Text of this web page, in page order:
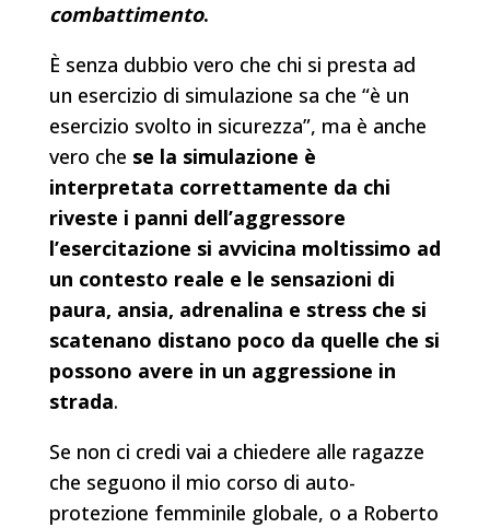
combattimento.
È senza dubbio vero che chi si presta ad
un esercizio di simulazione sa che “è un
esercizio svolto in sicurezza”, ma è anche
vero che se la simulazione è
interpretata correttamente da chi
riveste i panni dell’aggressore
l’esercitazione si avvicina moltissimo ad
un contesto reale e le sensazioni di
paura, ansia, adrenalina e stress che si
scatenano distano poco da quelle che si
possono avere in un aggressione in
strada.
Se non ci credi vai a chiedere alle ragazze
che seguono il mio corso di auto-
protezione femminile globale, o a Roberto